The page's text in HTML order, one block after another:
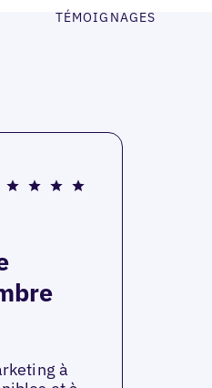
TÉMOIGNAGES
à